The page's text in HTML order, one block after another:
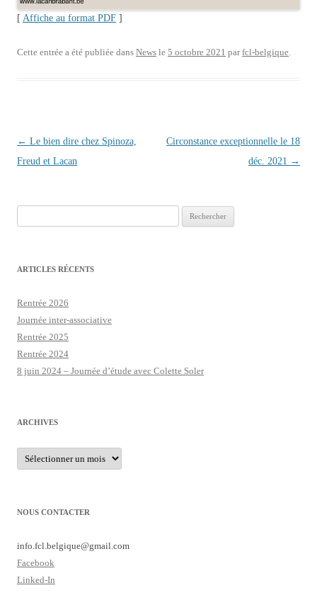
[ Affiche au format PDF ]
Cette entrée a été publiée dans News le 5 octobre 2021 parfcl-belgique
Navigation des articles
← Le bien dire chez Spinoza,
Freud et Lacan
Circonstance exceptionnelle le 18
déc. 2021 →
ARTICLES RÉCENTS
Rentrée 2026
Journée inter-associative
Rentrée 2025
Rentrée 2024
8 juin 2024 – Journée d’étude avec Colette Soler
ARCHIVES
Archives
NOUS CONTACTER
info.fcl.belgique@gmail.com
Facebook
Linked-In